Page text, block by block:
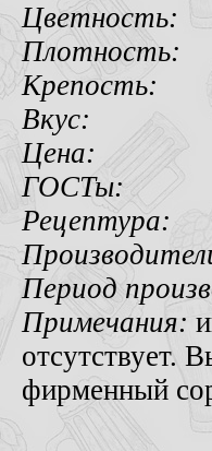
Цветность:
Плотность:
Крепость:
Вкус:
Цена:
ГОСТы:
Рецептура:
Период
Примечания:
отсутствует.
фирменный